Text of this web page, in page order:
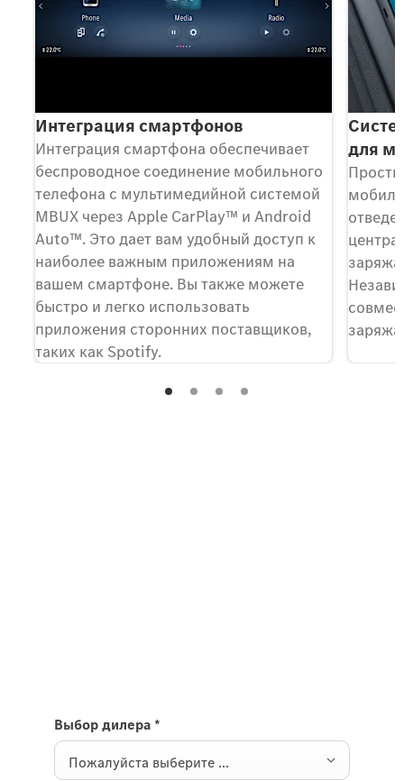
Интеграция смартфонов
Интеграция смартфона обеспечивает
беспроводное соединение мобильного
телефона с мультимедийной системой
MBUX через Apple CarPlay™ и Android
Auto™. Это дает вам удобный доступ к
наиболее важным приложениям на
вашем смартфоне. Вы также можете
быстро и легко использовать
приложения сторонних поставщиков,
таких как Spotify.
для
Выбор дилера *
Пожалуйста выберите ...